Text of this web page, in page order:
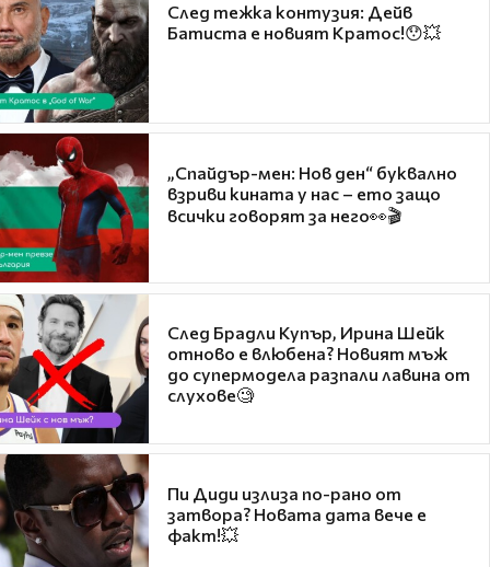
След тежка контузия: Дейв
Батиста е новият Кратос!😯💥
„Спайдър-мен: Нов ден“ буквално
взриви кината у нас – ето защо
всички говорят за него👀🎬
След Брадли Купър, Ирина Шейк
отново е влюбена? Новият мъж
до супермодела разпали лавина от
слухове🧐
Пи Диди излиза по-рано от
затвора? Новата дата вече е
факт!💥